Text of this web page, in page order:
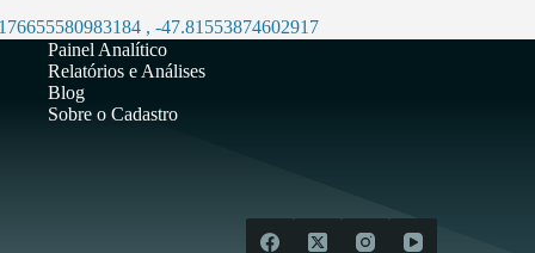
, -47.81553874602917
Painel Analítico
Relatórios e Análises
Blog
Sobre o Cadastro